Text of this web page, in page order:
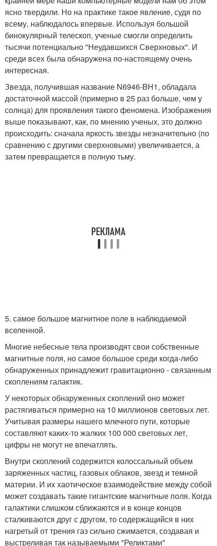
ясно твердили. Но на практике такое явление, судя по
всему, наблюдалось впервые. Используя большой
бинокулярный телескоп, ученые смогли определить
тысячи потенциально "Неудавшихся Сверхновых". И
среди всех была обнаружена по-настоящему очень
интересная.
Звезда, получившая название N6946-BH1, обладала
достаточной массой (примерно в 25 раз больше, чем у
солнца) для проявления такого феномена. Изображения
выше показывают, как, по мнению ученых, это должно
происходить: сначала яркость звезды незначительно (по
сравнению с другими сверхновыми) увеличивается, а
затем превращается в полную тьму.
5. самое большое магнитное поле в наблюдаемой
вселенной.
Многие небесные тела производят свои собственные
магнитные поля, но самое большое среди когда-либо
обнаруженных принадлежит гравитационно - связанным
скоплениям галактик.
У некоторых обнаруженных скоплений оно может
растягиваться примерно на 10 миллионов световых лет.
Учитывая размеры нашего млечного пути, которые
составляют каких-то жалких 100 000 световых лет,
цифры не могут не впечатлять.
Внутри скоплений содержится колоссальный объем
заряженных частиц, газовых облаков, звезд и темной
материи. И их хаотическое взаимодействие между собой
может создавать такие гигантские магнитные поля. Когда
галактики слишком сближаются и в конце концов
сталкиваются друг с другом, то содержащийся в них
нагретый от трения газ сильно сжимается, создавая и
выстреливая так называемыми "Реликтами"